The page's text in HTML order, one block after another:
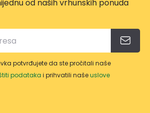
od naših vrhunskih ponuda
potvrđujete da ste pročitali naše
podataka i prihvatili našeuslove